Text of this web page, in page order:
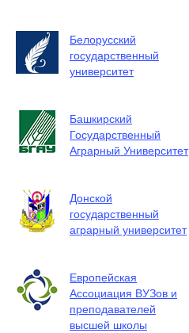
Белорусский
государственный
университет
Башкирский
Государственный
Аграрный Университет
Донской
государственный
аграрный университет
Европейская
Ассоциация ВУЗов и
преподавателей
высшей школы